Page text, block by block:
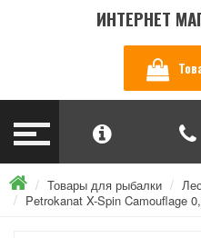
ИНТЕРНЕТ
Товары для рыбалки
Petrokanat X-Spin Camouflage